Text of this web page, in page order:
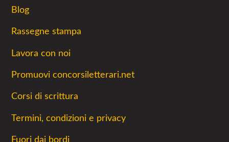
Blog
Rassegne stampa
Lavora con noi
Promuovi concorsiletterari.net
Corsi di scrittura
Termini, condizioni e privacy
Fuori dai bordi